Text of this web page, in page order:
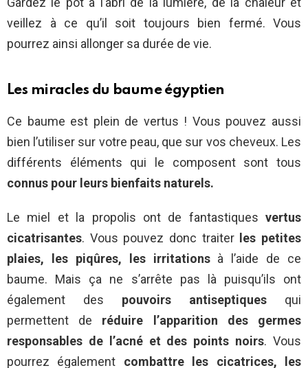
veillez à ce qu’il soit toujours bien fermé. Vous
pourrez ainsi allonger sa durée de vie.
Les miracles du baume égyptien
Ce baume est plein de vertus ! Vous pouvez aussi
bien l’utiliser sur votre peau, que sur vos cheveux. Les
différents éléments qui le composent sont tous
connus pour leurs bienfaits naturels.
Le miel et la propolis ont de fantastiques vertus
cicatrisantes. Vous pouvez donc traiter
les petites
plaies, les piqûres, les irritationsà l’aide de ce
baume. Mais ça ne s’arrête pas là puisqu’ils ont
également des pouvoirs antiseptiques qui
permettent de réduire l’apparition des germes
responsables de l’acné et des points noirs. Vous
pourrez également combattre les cicatrices, les